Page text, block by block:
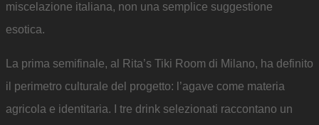
miscelazione italiana, non una semplice suggestione
esotica.
La prima semifinale, al Rita’s Tiki Room di Milano, ha definito
il perimetro culturale del progetto: l’agave come materia
agricola e identitaria. I tre drink selezionati raccontano un